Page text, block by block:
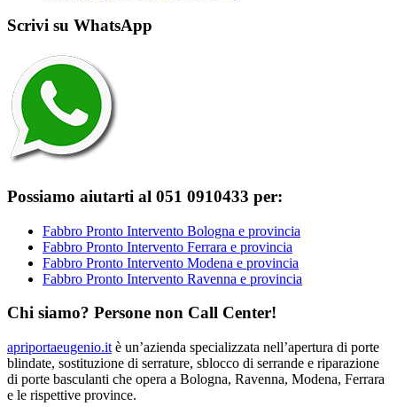
Scrivi su WhatsApp
Possiamo aiutarti al 051 0910433 per:
Fabbro Pronto Intervento Bologna e provincia
Fabbro Pronto Intervento Ferrara e provincia
Fabbro Pronto Intervento Modena e provincia
Fabbro Pronto Intervento Ravenna e provincia
Chi siamo? Persone non Call Center!
apriportaeugenio.it è un’azienda specializzata nell’apertura di porte
blindate, sostituzione di serrature, sblocco di serrande e riparazione
di porte basculanti che opera a Bologna, Ravenna, Modena, Ferrara
e le rispettive province.